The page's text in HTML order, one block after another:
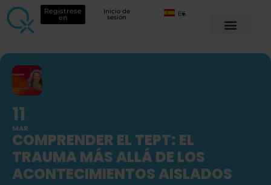
Regístrese
en
Inicio de
sesión ES
11
MAR
COMPRENDER EL TEPT: EL
TRAUMA MÁS ALLÁ DE LOS
ACONTECIMIENTOS AISLADOS